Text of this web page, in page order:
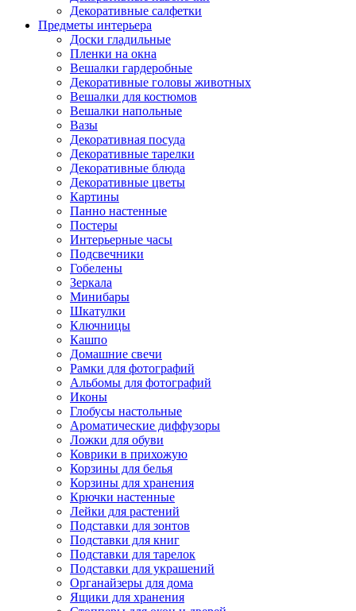
Декоративные салфетки
Предметы интерьера
Доски гладильные
Пленки на окна
Вешалки гардеробные
Декоративные головы животных
Вешалки для костюмов
Вешалки напольные
Вазы
Декоративная посуда
Декоративные тарелки
Декоративные блюда
Декоративные цветы
Картины
Панно настенные
Постеры
Интерьерные часы
Подсвечники
Гобелены
Зеркала
Минибары
Шкатулки
Ключницы
Кашпо
Домашние свечи
Рамки для фотографий
Альбомы для фотографий
Иконы
Глобусы настольные
Ароматические диффузоры
Ложки для обуви
Коврики в прихожую
Корзины для белья
Корзины для хранения
Крючки настенные
Лейки для растений
Подставки для зонтов
Подставки для книг
Подставки для тарелок
Подставки для украшений
Органайзеры для дома
Ящики для хранения